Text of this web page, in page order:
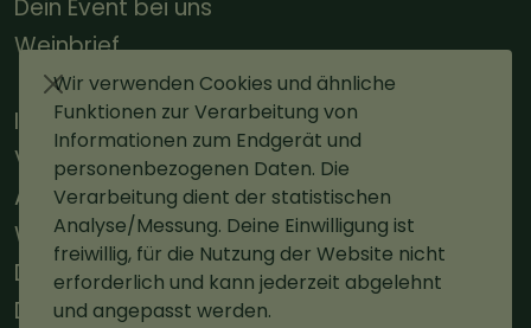
Wir verwenden Cookies und ähnliche
Funktionen zur Verarbeitung von
Informationen zum Endgerät und
personenbezogenen Daten. Die
Verarbeitung dient der statistischen
Analyse/Messung. Deine Einwilligung ist
freiwillig, für die Nutzung der Website nicht
erforderlich und kann jederzeit abgelehnt
und angepasst werden.
Dein Event bei uns
Weinbrief
Impressum
Versand
AGBs
Widerruf
Datenschutz
Datenschutz Social Media